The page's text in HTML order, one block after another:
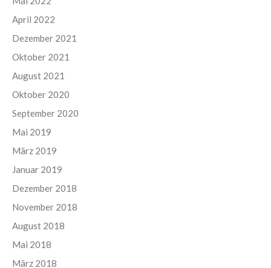
April 2022
Dezember 2021
Oktober 2021
August 2021
Oktober 2020
September 2020
Mai 2019
März 2019
Januar 2019
Dezember 2018
November 2018
August 2018
Mai 2018
März 2018